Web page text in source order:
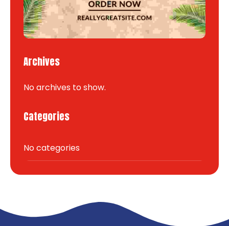
Archives
No archives to show.
Categories
No categories